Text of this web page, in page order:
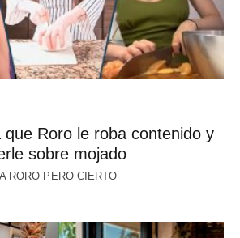
que Roro le roba contenido y
sobre mojado
RORO PERO CIERTO